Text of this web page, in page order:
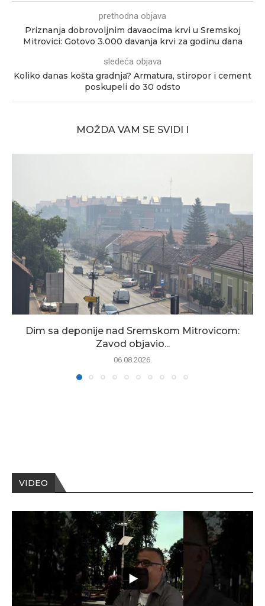
prethodna objava
Priznanja dobrovoljnim davaocima krvi u Sremskoj
Mitrovici: Gotovo 3.000 davanja krvi za godinu dana
sledeća objava
Koliko danas košta gradnja? Armatura, stiropor i cement
poskupeli do 30 odsto
MOŽDA VAM SE SVIDI I
Dim sa deponije nad Sremskom Mitrovicom:
Zavod objavio...
06.08.2026.
VIDEO